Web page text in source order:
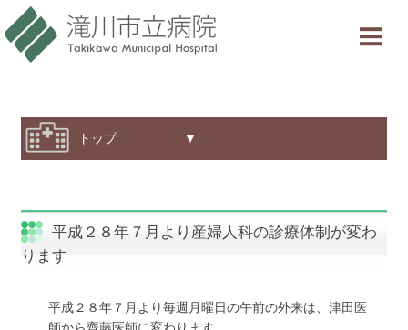
当院について
診療科・部門紹介
採用情報
交通アクセス
意見箱
トップ ▼
平成２８年７月より産婦人科の診療体制が変わ
ります
平成２８年７月より毎週月曜日の午前の外来は、津田医